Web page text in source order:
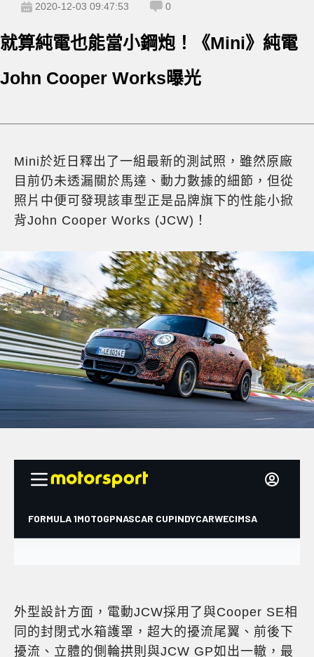
2020-12-03 09:47:53 0
就算純電也能當小鋼炮！《Mini》純電
John Cooper Works曝光
Mini於近日釋出了一組最新的測試照，雖然原廠
目前仍未透漏關於馬達、動力數據的細節，但從
照片中便可發現該車型正是品牌旗下的性能小掀
背John Cooper Works (JCW)！
外型設計方面，電動JCW採用了與Cooper SE相
同的封閉式水箱護罩，超大的擾流尾翼、前後下
擾流、立體的側輪拱則與JCW GP如出一轍，最